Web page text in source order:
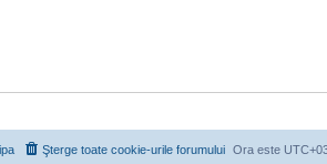
Ora este
Şterge toate cookie-urile forumului